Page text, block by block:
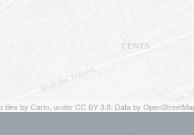
tiles by Carto, under CC BY 3.0. Data by